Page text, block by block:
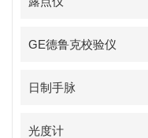
GE德鲁克校验仪
日制手脉
光度计